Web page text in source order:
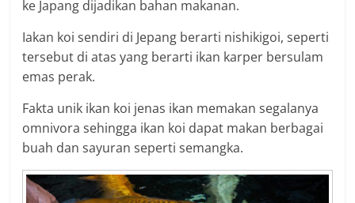
ke Japang dijadikan bahan makanan.
Iakan koi sendiri di Jepang berarti nishikigoi, seperti
tersebut di atas yang berarti ikan karper bersulam
emas perak.
Fakta unik ikan koi jenas ikan memakan segalanya
omnivora sehingga ikan koi dapat makan berbagai
buah dan sayuran seperti semangka.